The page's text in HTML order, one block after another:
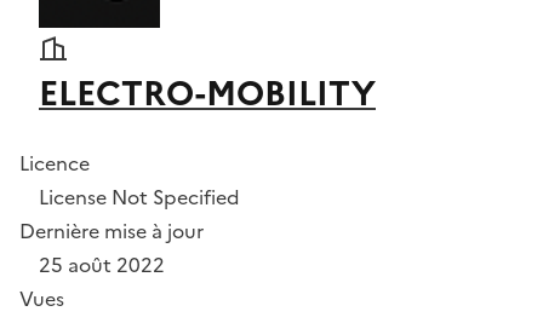
ELECTRO-MOBILITY
Licence
License Not Specified
Dernière mise à jour
25 août 2022
Vues